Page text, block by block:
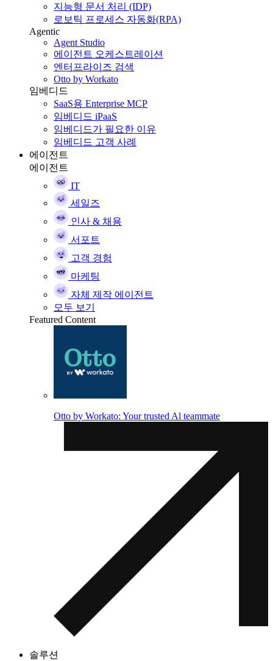
지능형 문서 처리 (IDP)
로보틱 프로세스 자동화(RPA)
Agentic
Agent Studio
에이전트 오케스트레이션
엔터프라이즈 검색
Otto by Workato
임베디드
SaaS용 Enterprise MCP
임베디드 iPaaS
임베디드가 필요한 이유
임베디드 고객 사례
에이전트
에이전트
IT
세일즈
인사 & 채용
서포트
고객 경험
마케팅
자체 제작 에이전트
모두 보기
Featured Content
Otto by Workato: Your trusted Al teammate
솔루션